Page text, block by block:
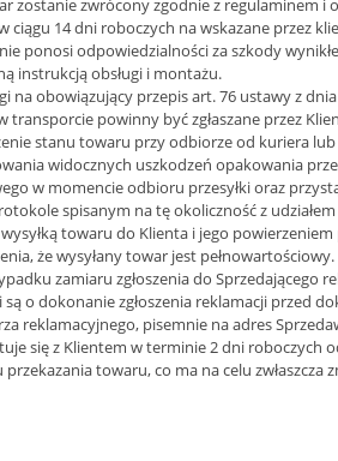
zostanie zwrócony zgodnie z regulaminem
ciągu 14 dni roboczych na wskazane przez
ponosi odpowiedzialności za szkody
instrukcją obsługi i montażu.
na obowiązujący przepis art. 76 ustawy z
transporcie powinny być zgłaszane przez
stanu towaru przy odbiorze od kuriera
widocznych uszkodzeń opakowania
w momencie odbioru przesyłki oraz
spisanym na tę okoliczność z
wysyłką towaru do Klienta i jego
że wysyłany towar jest pełnowartościowy.
zamiaru zgłoszenia do
są o dokonanie zgłoszenia reklamacji przed
reklamacyjnego, pisemnie na adres
się z Klientem w terminie 2 dni roboczych
przekazania towaru, co ma na celu